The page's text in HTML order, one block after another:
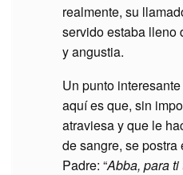
realmente, su
servido estaba lleno
y angustia.
Un punto
aquí es que, sin
atraviesa y que le
de sangre, se postra
Padre: “Abba, para